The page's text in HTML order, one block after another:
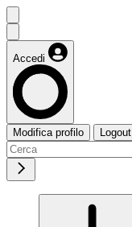
Accedi
Modifica profilo Logout